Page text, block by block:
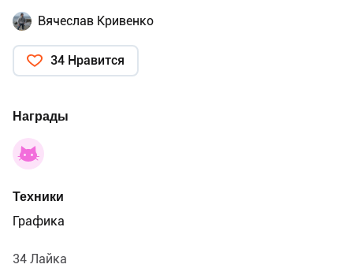
Вячеслав Кривенко
34 Нравится
Награды
Техники
Графика
34 Лайка